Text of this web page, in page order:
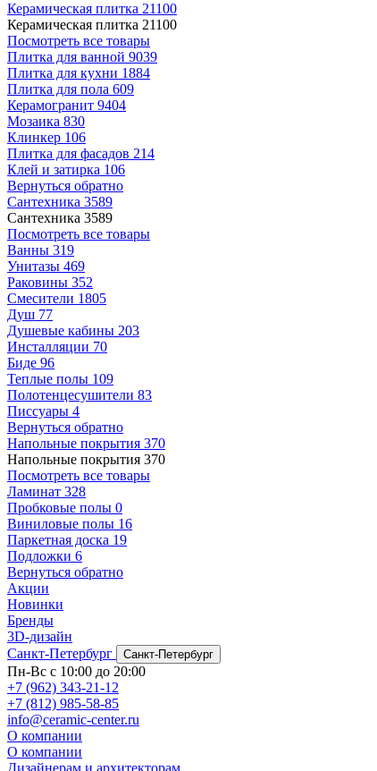
Керамическая плитка 21100
Керамическая плитка 21100
Посмотреть все товары
Плитка для ванной 9039
Плитка для кухни 1884
Плитка для пола 609
Керамогранит 9404
Мозаика 830
Клинкер 106
Плитка для фасадов 214
Клей и затирка 106
Вернуться обратно
Сантехника 3589
Сантехника 3589
Посмотреть все товары
Ванны 319
Унитазы 469
Раковины 352
Смесители 1805
Душ 77
Душевые кабины 203
Инсталляции 70
Биде 96
Теплые полы 109
Полотенцесушители 83
Писсуары 4
Вернуться обратно
Напольные покрытия 370
Напольные покрытия 370
Посмотреть все товары
Ламинат 328
Пробковые полы 0
Виниловые полы 16
Паркетная доска 19
Подложки 6
Вернуться обратно
Акции
Новинки
Бренды
3D-дизайн
Санкт-Петербург
Санкт-Петербург
Пн-Вс с 10:00 до 20:00
+7 (962) 343-21-12
+7 (812) 985-58-85
info@ceramic-center.ru
О компании
О компании
Дизайнерам и архитекторам